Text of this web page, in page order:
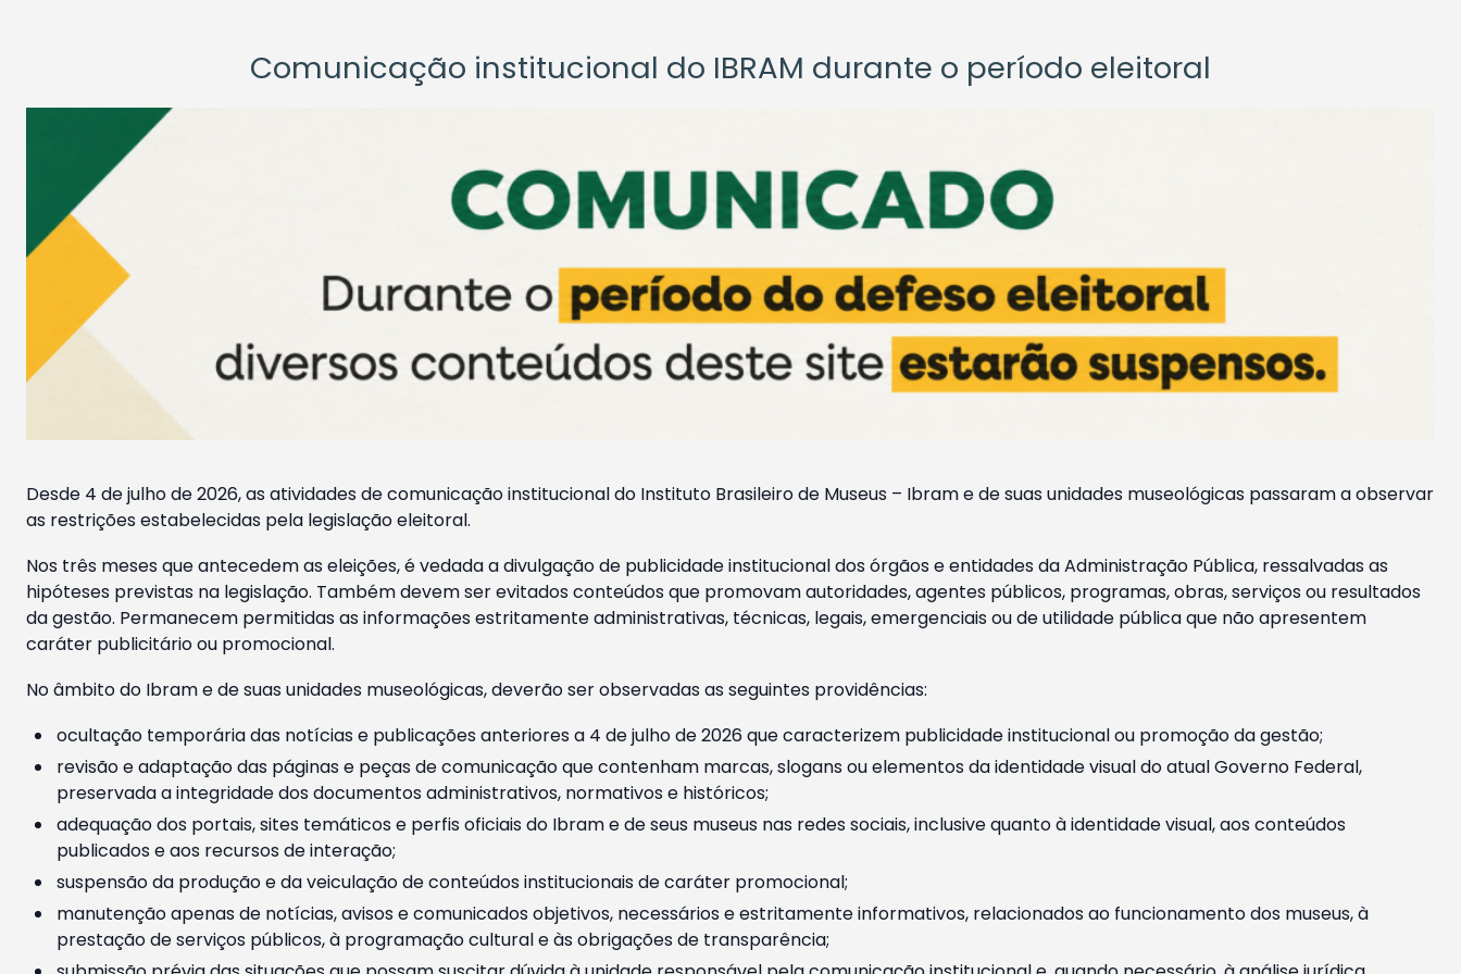
Comunicação institucional do IBRAM durante o período eleitoral
Desde 4 de julho de 2026, as atividades de comunicação institucional do Instituto Brasileiro de Museus – Ibram e de suas unidades museológicas passaram a observar
as restrições estabelecidas pela legislação eleitoral.
Nos três meses que antecedem as eleições, é vedada a divulgação de publicidade institucional dos órgãos e entidades da Administração Pública, ressalvadas as
hipóteses previstas na legislação. Também devem ser evitados conteúdos que promovam autoridades, agentes públicos, programas, obras, serviços ou resultados
da gestão. Permanecem permitidas as informações estritamente administrativas, técnicas, legais, emergenciais ou de utilidade pública que não apresentem
caráter publicitário ou promocional.
No âmbito do Ibram e de suas unidades museológicas, deverão ser observadas as seguintes providências:
ocultação temporária das notícias e publicações anteriores a 4 de julho de 2026 que caracterizem publicidade institucional ou promoção da gestão;
revisão e adaptação das páginas e peças de comunicação que contenham marcas, slogans ou elementos da identidade visual do atual Governo Federal,
preservada a integridade dos documentos administrativos, normativos e históricos;
adequação dos portais, sites temáticos e perfis oficiais do Ibram e de seus museus nas redes sociais, inclusive quanto à identidade visual, aos conteúdos
publicados e aos recursos de interação;
suspensão da produção e da veiculação de conteúdos institucionais de caráter promocional;
manutenção apenas de notícias, avisos e comunicados objetivos, necessários e estritamente informativos, relacionados ao funcionamento dos museus, à
prestação de serviços públicos, à programação cultural e às obrigações de transparência;